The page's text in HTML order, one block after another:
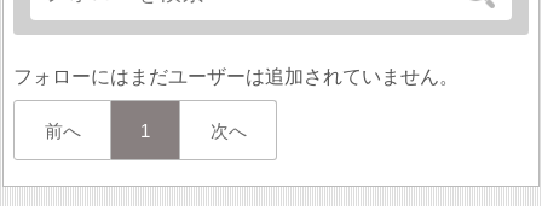
フォローにはまだユーザーは追加されていません。
前へ 1 次へ